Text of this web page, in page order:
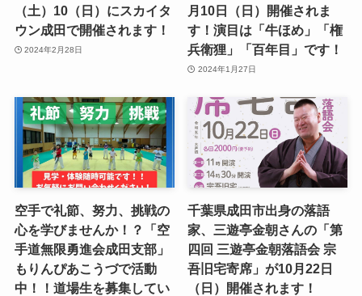
（土）10（日）にスカイタ
ウン成田で開催されます！
2024年2月28日
月10日（日）開催されま
す！演目は「牛ほめ」「権
兵衛狸」「百年目」です！
2024年1月27日
空手で礼節、努力、挑戦の
心を学びませんか！？「空
手道無限勇進会成田支部」
もりんぴあこうづで活動
中！！道場生を募集してい
千葉県成田市出身の落語
家、三遊亭金朝さんの「第
四回 三遊亭金朝落語会 宗
吾旧宅寄席」が10月22日
（日）開催されます！